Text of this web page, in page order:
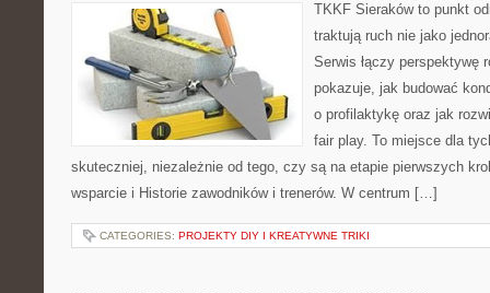
TKKF Sieraków to punkt
traktują ruch nie jako
Serwis łączy perspektywę
pokazuje, jak budować
o profilaktykę oraz jak
fair play. To miejsce dla
skuteczniej, niezależnie od tego, czy są na etapie pierwszych
wsparcie i Historie zawodników i trenerów. W centrum […]
CATEGORIES: PROJEKTY DIY I KREATYWNE TRIKI